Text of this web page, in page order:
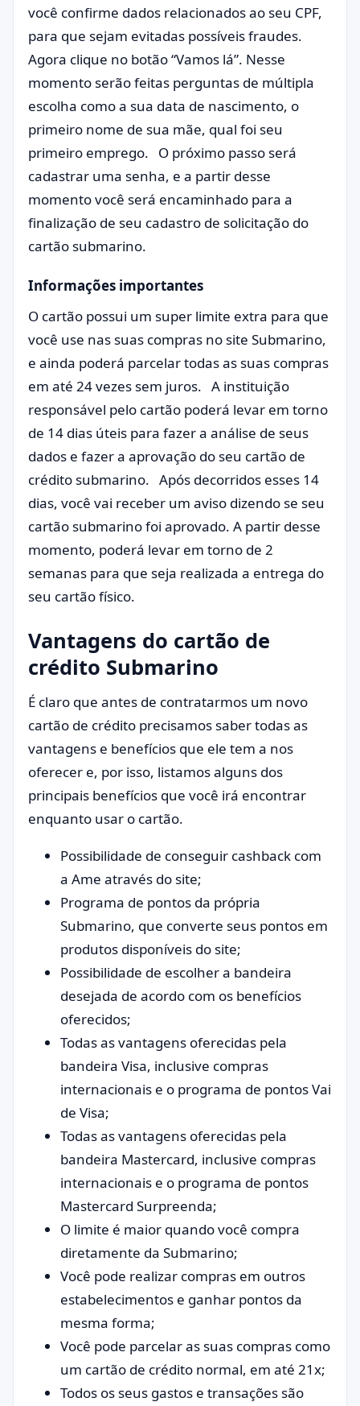
você confirme dados relacionados ao seu CPF,
para que sejam evitadas possíveis fraudes.
Agora clique no botão “Vamos lá”. Nesse
momento serão feitas perguntas de múltipla
escolha como a sua data de nascimento, o
primeiro nome de sua mãe, qual foi seu
primeiro emprego. O próximo passo será
cadastrar uma senha, e a partir desse
momento você será encaminhado para a
finalização de seu cadastro de solicitação do
cartão submarino.
Informações importantes
O cartão possui um super limite extra para que
você use nas suas compras no site Submarino,
e ainda poderá parcelar todas as suas compras
em até 24 vezes sem juros. A instituição
responsável pelo cartão poderá levar em torno
de 14 dias úteis para fazer a análise de seus
dados e fazer a aprovação do seu cartão de
crédito submarino. Após decorridos esses 14
dias, você vai receber um aviso dizendo se seu
cartão submarino foi aprovado. A partir desse
momento, poderá levar em torno de 2
semanas para que seja realizada a entrega do
seu cartão físico.
Vantagens do cartão de
crédito Submarino
É claro que antes de contratarmos um novo
cartão de crédito precisamos saber todas as
vantagens e benefícios que ele tem a nos
oferecer e, por isso, listamos alguns dos
principais benefícios que você irá encontrar
enquanto usar o cartão.
Possibilidade de conseguir cashback com
a Ame através do site;
Programa de pontos da própria
Submarino, que converte seus pontos em
produtos disponíveis do site;
Possibilidade de escolher a bandeira
desejada de acordo com os benefícios
oferecidos;
Todas as vantagens oferecidas pela
bandeira Visa, inclusive compras
internacionais e o programa de pontos Vai
de Visa;
Todas as vantagens oferecidas pela
bandeira Mastercard, inclusive compras
internacionais e o programa de pontos
Mastercard Surpreenda;
O limite é maior quando você compra
diretamente da Submarino;
Você pode realizar compras em outros
estabelecimentos e ganhar pontos da
mesma forma;
Você pode parcelar as suas compras como
um cartão de crédito normal, em até 21x;
Todos os seus gastos e transações são